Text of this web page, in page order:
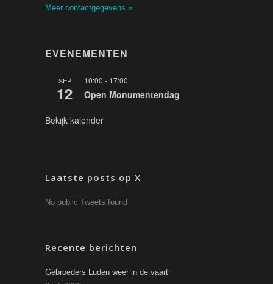
Meer contactgegevens »
EVENEMENTEN
SEP
12
10:00 - 17:00
Open Monumentendag
Bekijk kalender
Laatste posts op X
No public Tweets found
Recente berichten
Gebroeders Luden weer in de vaart